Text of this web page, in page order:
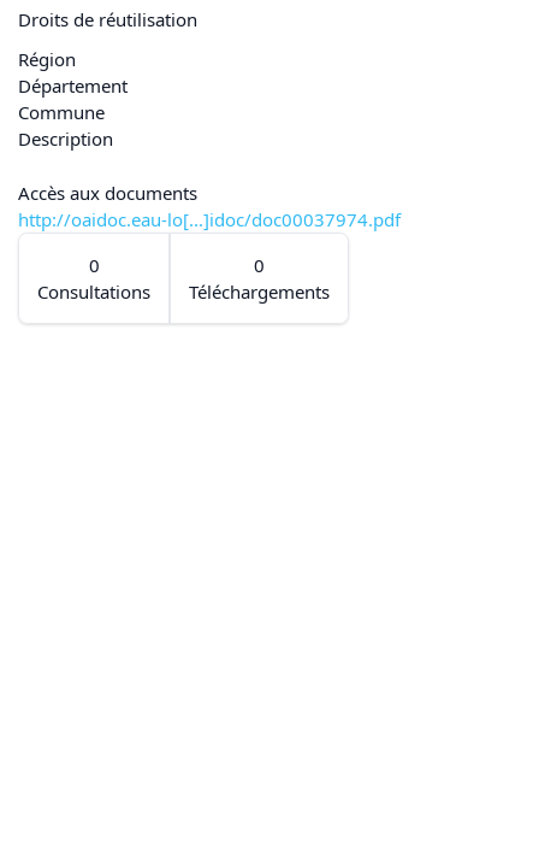
Droits de réutilisation
Région
Département
Commune
Description
Accès aux documents
http://oaidoc.eau-lo[...]idoc/doc00037974.pdf
0
Consultations
0
Téléchargements